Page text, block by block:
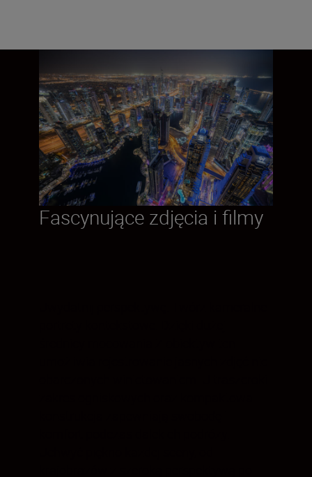
Fascynujące zdjęcia i filmy